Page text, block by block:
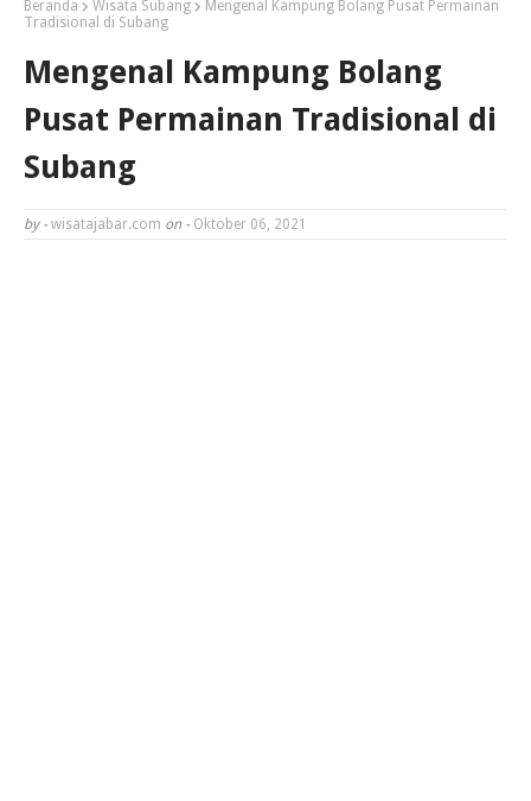
Beranda Wisata Subang
Mengenal Kampung Bolang Pusat Permainan
Tradisional di Subang
Mengenal Kampung Bolang
Pusat Permainan Tradisional di
Subang
by - wisatajabar.com on - Oktober 06, 2021